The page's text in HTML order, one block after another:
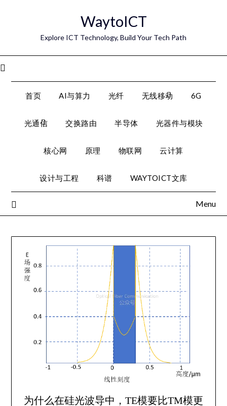
WaytoICT
Explore ICT Technology, Build Your Tech Path
首页 AI与算力 光纤 无线移动 6G
光通信 交换路由 半导体 光器件与模块
核心网 原理 物联网 云计算
设计与工程 科谱 WAYTOICT文库
Menu
为什么在硅光波导中，TE模要比TM模更